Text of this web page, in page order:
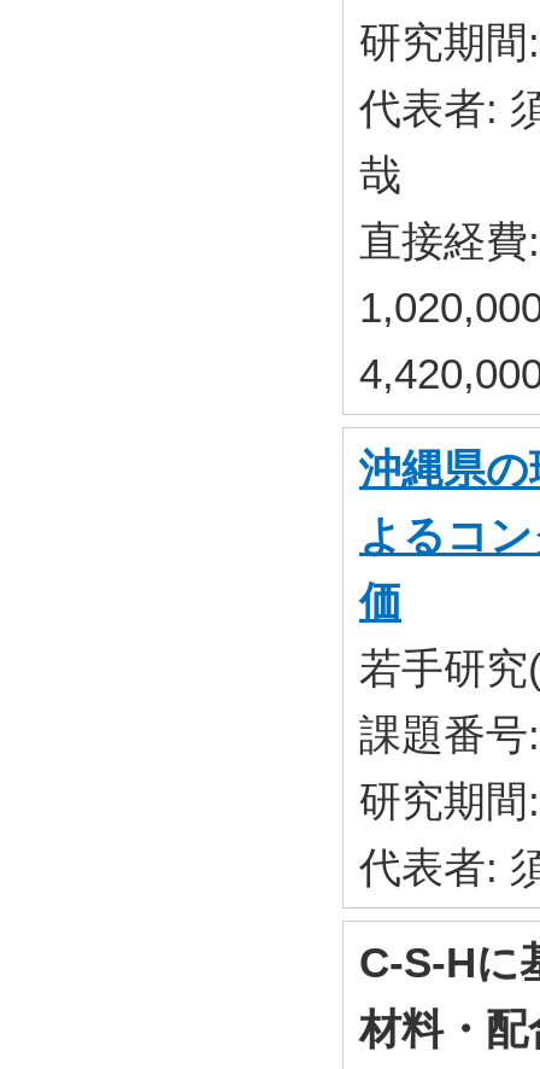
研究期
代表者:
哉
直接経
沖縄県
よるコ
価
若手研究
課題番号
研究期
代表者:
C-S-Hに
材料・